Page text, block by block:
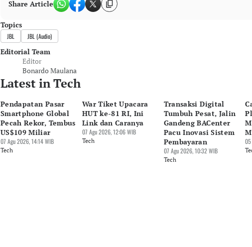
Share Article
Topics
JBL JBL (Audio)
Editorial Team
Editor
Bonardo Maulana
Latest in Tech
Pendapatan Pasar
Smartphone Global
Pecah Rekor, Tembus
US$109 Miliar
07 Agu 2026, 14:14 WIB
Tech
War Tiket Upacara
HUT ke-81 RI, Ini
Link dan Caranya
07 Agu 2026, 12:06 WIB
Tech
Transaksi Digital
Tumbuh Pesat, Jalin
Gandeng BACenter
Pacu Inovasi Sistem
Pembayaran
07 Agu 2026, 10:32 WIB
Tech
05